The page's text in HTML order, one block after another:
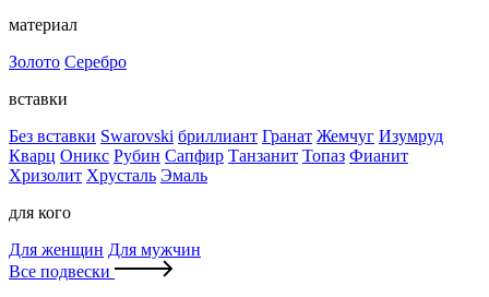
материал
Золото Серебро
вставки
Без вставки Swarovski бриллиант Гранат Жемчуг Изумруд
Кварц Оникс Рубин Сапфир Танзанит Топаз Фианит
Хризолит Хрусталь Эмаль
для кого
Для женщин Для мужчин
Все подвески